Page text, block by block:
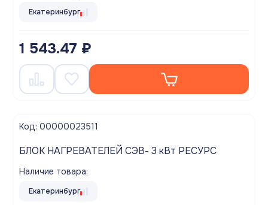
Екатеринбург
1 543.47 ₽
Код: 00000023511
БЛОК НАГРЕВАТЕЛЕЙ СЭВ- 3 кВт РЕСУРС
Наличие товара:
Екатеринбург